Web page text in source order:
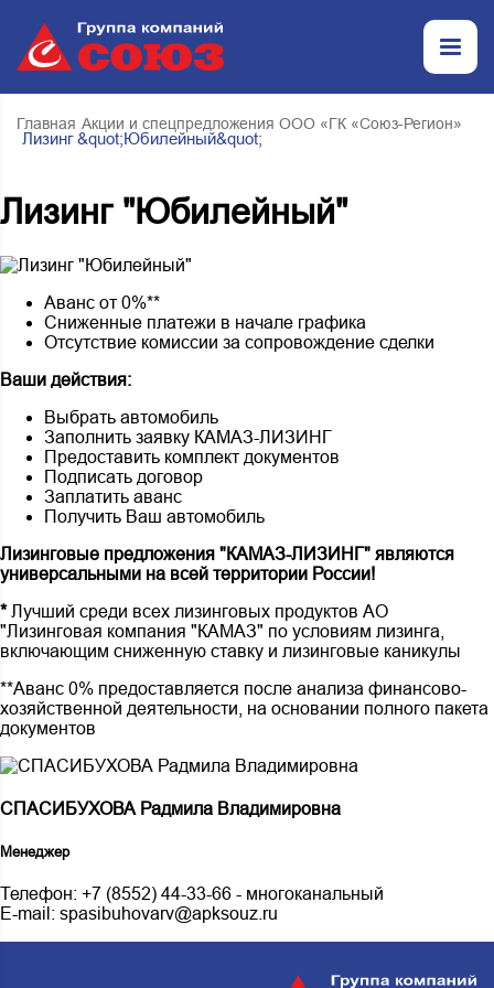
Главная Акции и спецпредложения ООО «ГК «Союз-Регион»
Лизинг &quot;Юбилейный&quot;
Лизинг "Юбилейный"
Аванс от 0%**
Сниженные платежи в начале графика
Отсутствие комиссии за сопровождение сделки
Ваши действия:
Выбрать автомобиль
Заполнить заявку КАМАЗ-ЛИЗИНГ
Предоставить комплект документов
Подписать договор
Заплатить аванс
Получить Ваш автомобиль
Лизинговые предложения "КАМАЗ-ЛИЗИНГ" являются
универсальными на всей территории России!
*Лучший среди всех лизинговых продуктов АО
"Лизинговая компания "КАМАЗ" по условиям лизинга,
включающим сниженную ставку и лизинговые каникулы
**Аванс 0% предоставляется после анализа финансово-
хозяйственной деятельности, на основании полного пакета
документов
СПАСИБУХОВА Радмила Владимировна
Менеджер
Телефон: +7 (8552) 44-33-66 - многоканальный
E-mail: spasibuhovarv@apksouz.ru